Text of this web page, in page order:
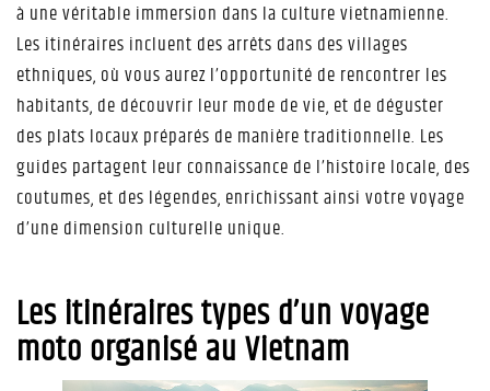
à une véritable immersion dans la culture vietnamienne.
Les itinéraires incluent des arrêts dans des villages
ethniques, où vous aurez l’opportunité de rencontrer les
habitants, de découvrir leur mode de vie, et de déguster
des plats locaux préparés de manière traditionnelle. Les
guides partagent leur connaissance de l’histoire locale, des
coutumes, et des légendes, enrichissant ainsi votre voyage
d’une dimension culturelle unique.
Les itinéraires types d’un voyage
moto organisé au Vietnam